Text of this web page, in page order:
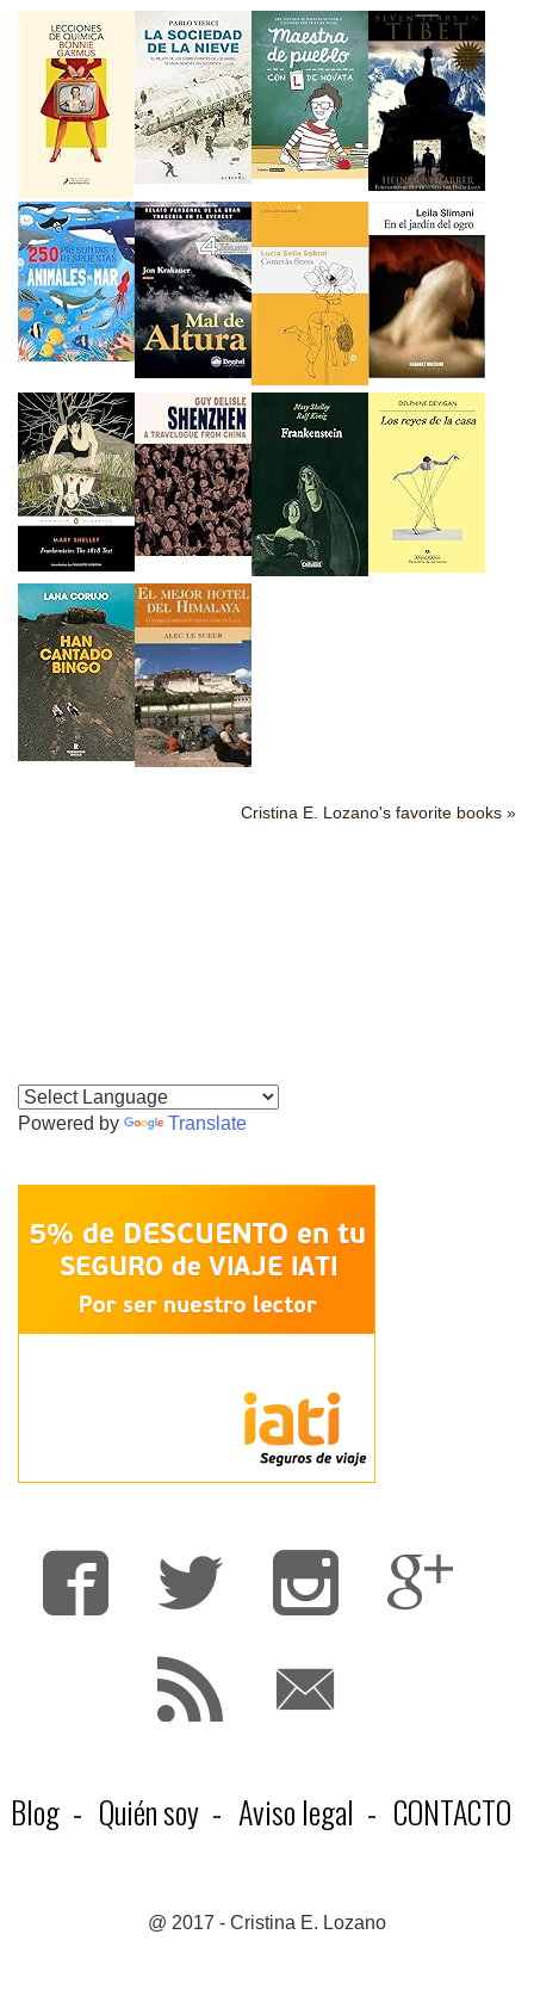
Cristina E. Lozano's favorite books »
Powered by Translate
Blog Quién soy Aviso legal CONTACTO
@ 2017 - Cristina E. Lozano